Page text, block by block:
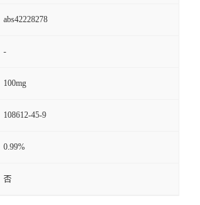
abs42228278
-
100mg
108612-45-9
0.99%
否